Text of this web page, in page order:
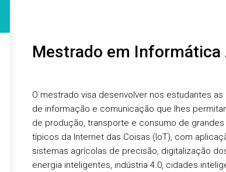
Mestrado em
O mestrado visa desenvolver nos estudantes
de informação e comunicação que lhes
de produção, transporte e consumo de
típicos da Internet das Coisas (IoT), com
sistemas agrícolas de precisão, digitalização
energia inteligentes, indústria 4.0, cidades